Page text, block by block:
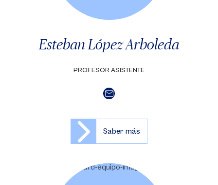
Esteban López Arboleda
PROFESOR ASISTENTE
Saber más